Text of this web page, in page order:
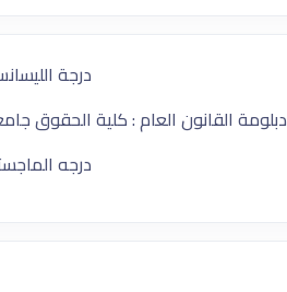
درجة
​دبلومة القانون العام : كلية الحقوق
​درجه